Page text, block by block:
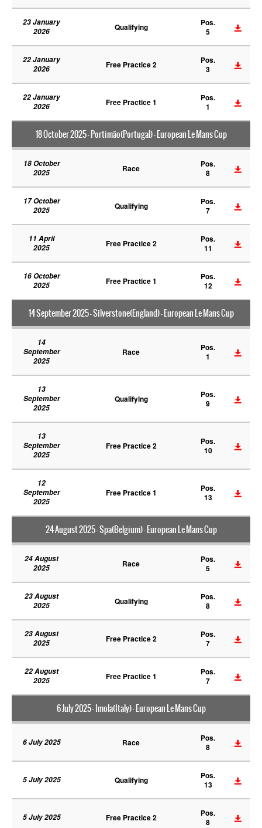
23 January
2026
Qualifying
Pos.
5
22 January
2026
Free Practice 2
Pos.
3
22 January
2026
Free Practice 1
Pos.
1
18 October 2025 - Portimão(Portugal) - European Le Mans Cup
18 October
2025
Race
Pos.
8
17 October
2025
Qualifying
Pos.
7
11 April
2025
Free Practice 2
Pos.
11
16 October
2025
Free Practice 1
Pos.
12
14 September 2025 - Silverstone(England) - European Le Mans Cup
14
September
2025
Race
Pos.
1
13
September
2025
Qualifying
Pos.
9
13
September
2025
Free Practice 2
Pos.
10
12
September
2025
Free Practice 1
Pos.
13
24 August 2025 - Spa(Belgium) - European Le Mans Cup
24 August
2025
Race
Pos.
5
23 August
2025
Qualifying
Pos.
8
23 August
2025
Free Practice 2
Pos.
7
22 August
2025
Free Practice 1
Pos.
7
6 July 2025 - Imola(Italy) - European Le Mans Cup
6 July 2025 Race
Pos.
8
5 July 2025 Qualifying
Pos.
13
5 July 2025 Free Practice 2
Pos.
8